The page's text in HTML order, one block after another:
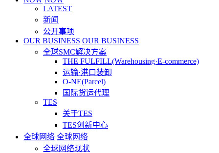
LATEST
新闻
公开事项
OUR BUSINESS OUR BUSINESS
全球SMC解决方案
THE FULFILL(Warehousing·E-commerce)
运输·港口装卸
O-NE(Parcel)
国际货运代理
TES
关于TES
TES创新中心
全球网络 全球网络
全球网络现状